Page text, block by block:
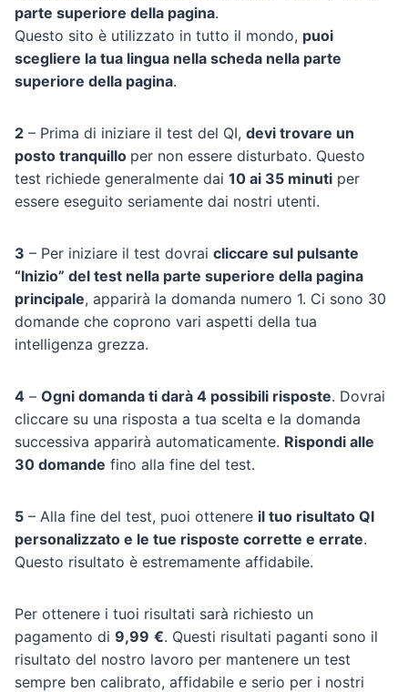
parte superiore della pagina.
Questo sito è utilizzato in tutto il mondo, puoi
scegliere la tua lingua nella scheda nella parte
superiore della pagina.
2 – Prima di iniziare il test del QI, devi trovare un
posto tranquillo per non essere disturbato. Questo
test richiede generalmente dai 10 ai 35 minuti per
essere eseguito seriamente dai nostri utenti.
3 – Per iniziare il test dovrai cliccare sul pulsante
“Inizio” del test nella parte superiore della pagina
principale, apparirà la domanda numero 1. Ci sono 30
domande che coprono vari aspetti della tua
intelligenza grezza.
4 – Ogni domanda ti darà 4 possibili risposte. Dovrai
cliccare su una risposta a tua scelta e la domanda
successiva apparirà automaticamente. Rispondi alle
30 domande fino alla fine del test.
5 – Alla fine del test, puoi ottenere il tuo risultato QI
personalizzato e le tue risposte corrette e errate.
Questo risultato è estremamente affidabile.
Per ottenere i tuoi risultati sarà richiesto un
pagamento di 9,99 €. Questi risultati paganti sono il
risultato del nostro lavoro per mantenere un test
sempre ben calibrato, affidabile e serio per i nostri